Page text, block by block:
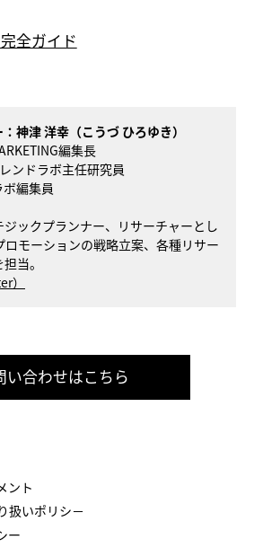
全ガイド
神津 洋幸（こうづ ひろゆき）
編集長
ンドラボ主任研究員
編集員
ジックプランナー、リサーチャーとし
ロモーションの戦略立案、各種リサー
当。
）
い合わせはこちら
ント
扱いポリシ－
ー